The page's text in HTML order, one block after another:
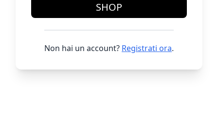
SHOP
Non hai un account? Registrati ora.